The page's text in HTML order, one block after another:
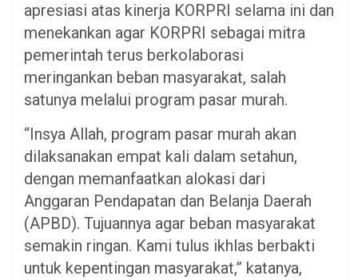
apresiasi atas kinerja KORPRI selama ini dan
menekankan agar KORPRI sebagai mitra
pemerintah terus berkolaborasi
meringankan beban masyarakat, salah
satunya melalui program pasar murah.
“Insya Allah, program pasar murah akan
dilaksanakan empat kali dalam setahun,
dengan memanfaatkan alokasi dari
Anggaran Pendapatan dan Belanja Daerah
(APBD). Tujuannya agar beban masyarakat
semakin ringan. Kami tulus ikhlas berbakti
untuk kepentingan masyarakat,” katanya,